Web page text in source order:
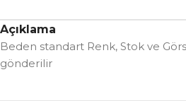
Açıklama
Beden standart Renk, Stok ve
gönderilir